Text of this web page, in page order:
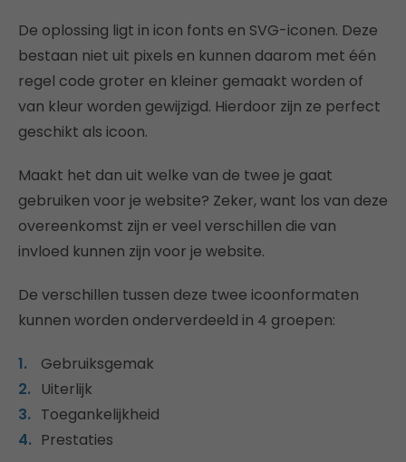
De oplossing ligt in icon fonts en SVG-iconen. Deze
bestaan niet uit pixels en kunnen daarom met één
regel code groter en kleiner gemaakt worden of
van kleur worden gewijzigd. Hierdoor zijn ze perfect
geschikt als icoon.
Maakt het dan uit welke van de twee je gaat
gebruiken voor je website? Zeker, want los van deze
overeenkomst zijn er veel verschillen die van
invloed kunnen zijn voor je website.
De verschillen tussen deze twee icoonformaten
kunnen worden onderverdeeld in 4 groepen:
Gebruiksgemak
Uiterlijk
Toegankelijkheid
Prestaties